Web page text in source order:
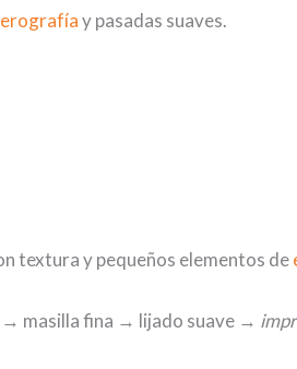
y pasadas suaves.
textura y pequeños elementos de
masilla fina → lijado suave →